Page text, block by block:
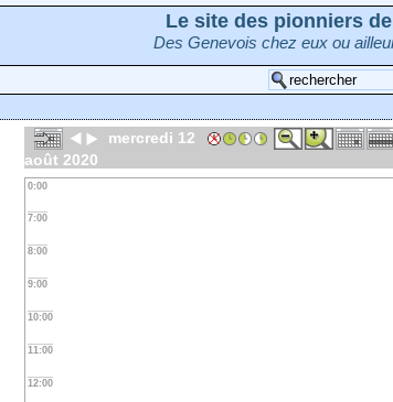
Le site des pionniers
Des Genevois chez eux ou
mercredi 12
août 2020
0:00
7:00
8:00
9:00
10:00
11:00
12:00